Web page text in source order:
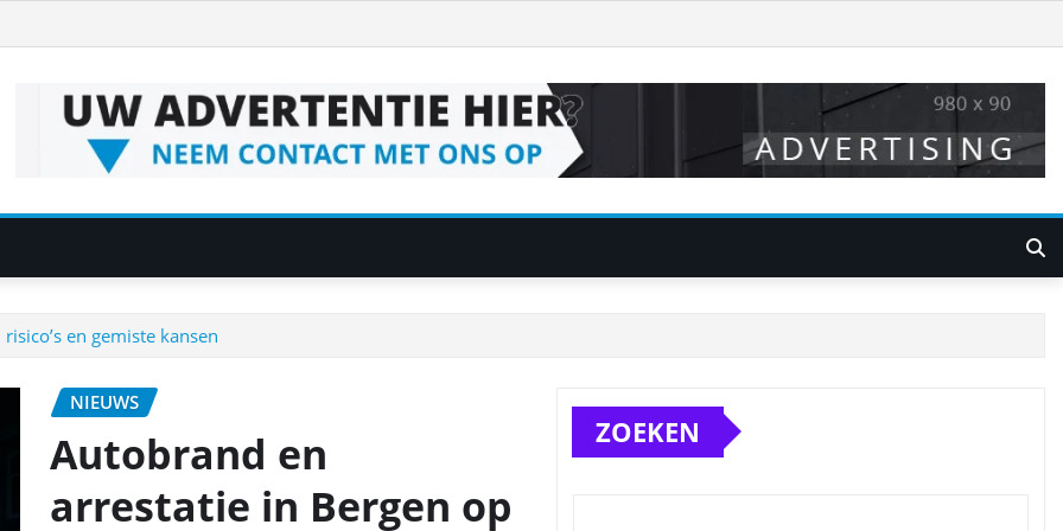
en gemiste kansen
NIEUWS
Autobrand en
arrestatie in Bergen op
ZOEKEN